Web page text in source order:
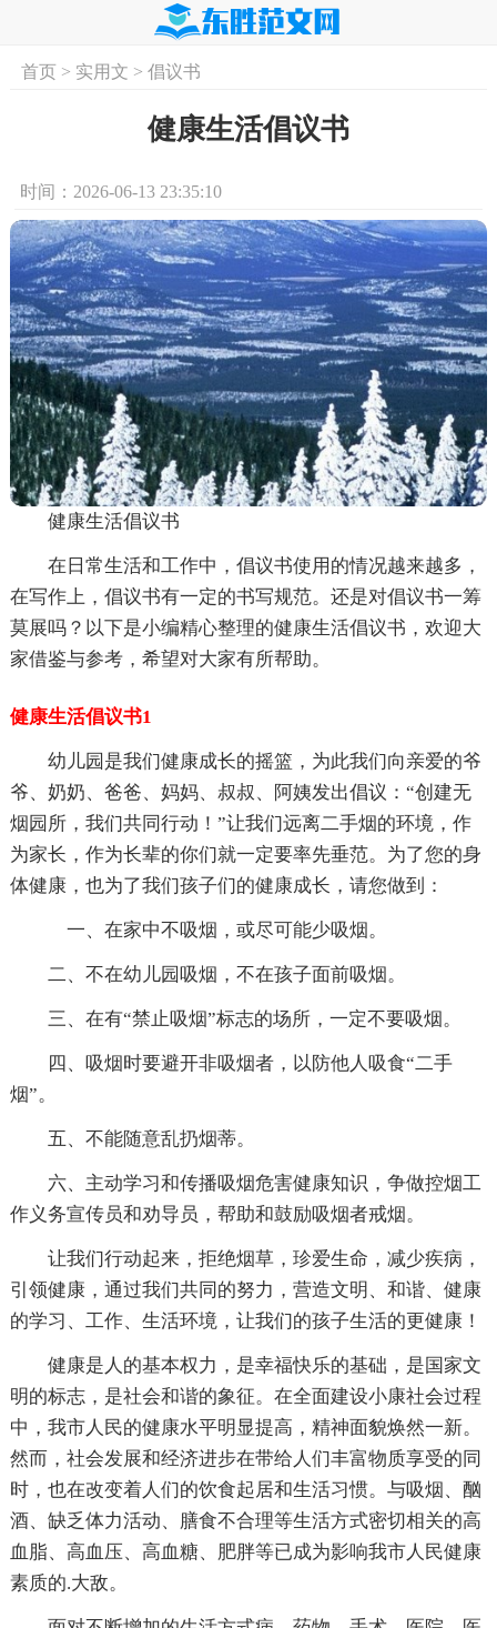
首页 实用文
首页> 实用文 > 倡议书
健康生活倡议书
时间：2026-06-13 23:35:10
健康生活倡议书
在日常生活和工作中，倡议书使用的情况越来越多，
在写作上，倡议书有一定的书写规范。还是对倡议书一筹
莫展吗？以下是小编精心整理的健康生活倡议书，欢迎大
家借鉴与参考，希望对大家有所帮助。
健康生活倡议书1
幼儿园是我们健康成长的摇篮，为此我们向亲爱的爷
爷、奶奶、爸爸、妈妈、叔叔、阿姨发出倡议：“创建无
烟园所，我们共同行动！”让我们远离二手烟的环境，作
为家长，作为长辈的你们就一定要率先垂范。为了您的身
体健康，也为了我们孩子们的健康成长，请您做到：
一、在家中不吸烟，或尽可能少吸烟。
二、不在幼儿园吸烟，不在孩子面前吸烟。
三、在有“禁止吸烟”标志的场所，一定不要吸烟。
四、吸烟时要避开非吸烟者，以防他人吸食“二手
烟”。
五、不能随意乱扔烟蒂。
六、主动学习和传播吸烟危害健康知识，争做控烟工
作义务宣传员和劝导员，帮助和鼓励吸烟者戒烟。
让我们行动起来，拒绝烟草，珍爱生命，减少疾病，
引领健康，通过我们共同的努力，营造文明、和谐、健康
的学习、工作、生活环境，让我们的孩子生活的更健康！
健康是人的基本权力，是幸福快乐的基础，是国家文
明的标志，是社会和谐的象征。在全面建设小康社会过程
中，我市人民的健康水平明显提高，精神面貌焕然一新。
然而，社会发展和经济进步在带给人们丰富物质享受的同
时，也在改变着人们的饮食起居和生活习惯。与吸烟、酗
酒、缺乏体力活动、膳食不合理等生活方式密切相关的高
血脂、高血压、高血糖、肥胖等已成为影响我市人民健康
素质的.大敌。